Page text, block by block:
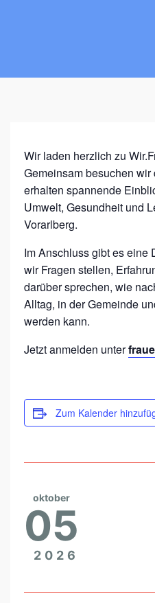
W
I
R
.
R
A
U
E
N
I
R
E
B
E
U
Wir laden herzlich zu
Gemeinsam besuchen
erhalten spannende
Umwelt, Gesundheit und
Vorarlberg.
Im Anschluss gibt es eine
wir Fragen stellen,
darüber sprechen, wie
Alltag, in der Gemeinde
werden kann.
Jetzt anmelden unter
Zum Kalender
oktober
05
2026